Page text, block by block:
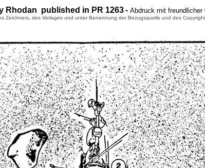
Rhodan published in PR 1263 - Abdruck mit freundlicher
des Verlages und unter Benennung der Bezugsquelle und des